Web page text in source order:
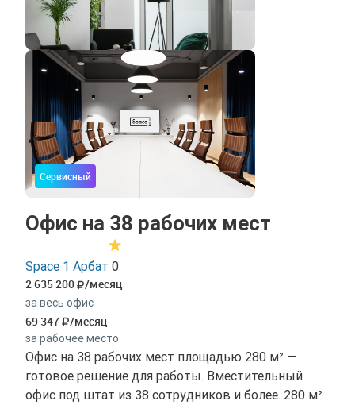
Сервисный
Офис на 38 рабочих мест
Space 1 Арбат 0
2 635 200 /месяц
за весь офис
69 347 /месяц
за рабочее место
Офис на 38 рабочих мест площадью 280 м² —
готовое решение для работы. Вместительный
офис под штат из 38 сотрудников и более. 280 м²